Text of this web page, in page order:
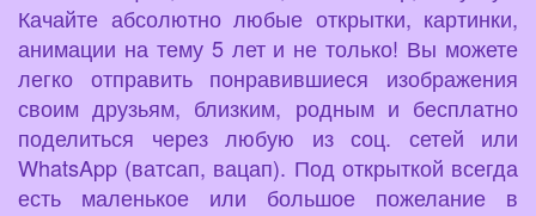
Качайте абсолютно любые открытки, картинки,
анимации на тему 5 лет и не только! Вы можете
легко отправить понравившиеся изображения
своим друзьям, близким, родным и бесплатно
поделиться через любую из соц. сетей или
WhatsApp (ватсап, вацап). Под открыткой всегда
есть маленькое или большое пожелание в